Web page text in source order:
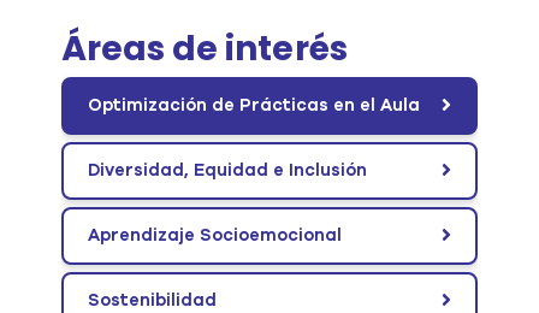
Optimización de Prácticas en el Aula
Diversidad, Equidad e Inclusión
Aprendizaje Socioemocional
Sostenibilidad